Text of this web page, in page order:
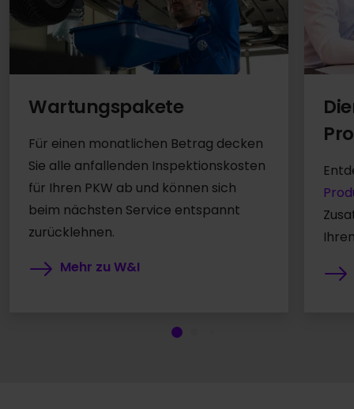
Wartungspakete
Für einen monatlichen Betrag decken
Sie alle anfallenden Inspektionskosten
für Ihren PKW ab und können sich
beim nächsten Service entspannt
zurücklehnen.
Mehr zu W&I